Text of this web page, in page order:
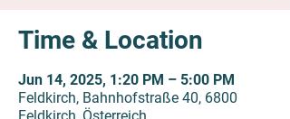
Time & Location
Jun 14, 2025, 1:20 PM – 5:00 PM
Feldkirch, Bahnhofstraße 40, 6800